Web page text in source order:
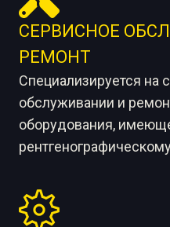
СЕРВИСНОЕ
РЕМОНТ
Специализируется на
обслуживании и
оборудования,